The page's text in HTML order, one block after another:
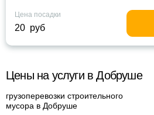
Цена посадки
20 руб
Цены на услуги в Добруше
грузоперевозки строительного
мусора в Добруше